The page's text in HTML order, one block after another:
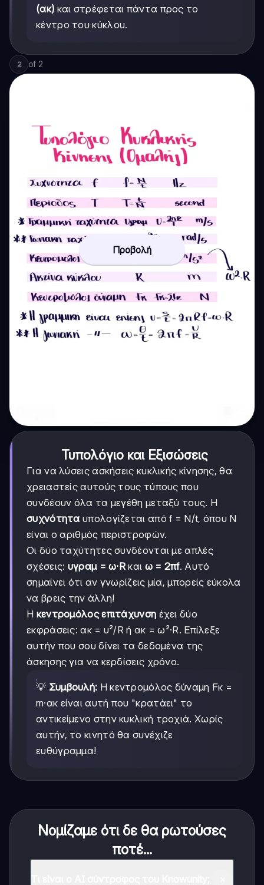
(ακ) και στρέφεται πάντα προς το
κέντρο του κύκλου.
2 of 2
Προβολή
Τυπολόγιο και Εξισώσεις
Για να λύσεις ασκήσεις κυκλικής κίνησης, θα
χρειαστείς αυτούς τους τύπους που
συνδέουν όλα τα μεγέθη μεταξύ τους. Η
συχνότητα υπολογίζεται από f = N/t, όπου N
είναι ο αριθμός περιστροφών.
Οι δύο ταχύτητες συνδέονται με απλές
σχέσεις: υγραμ = ω·R και ω = 2πf. Αυτό
σημαίνει ότι αν γνωρίζεις μία, μπορείς εύκολα
να βρεις την άλλη!
Η κεντρομόλος επιτάχυνση έχει δύο
εκφράσεις: ακ = υ²/R ή ακ = ω²·R. Επίλεξε
αυτήν που σου δίνει τα δεδομένα της
άσκησης για να κερδίσεις χρόνο.
💡 Συμβουλή: Η κεντρομόλος δύναμη Fκ =
m·ακ είναι αυτή που "κρατάει" το
αντικείμενο στην κυκλική τροχιά. Χωρίς
αυτήν, το κινητό θα συνέχιζε
ευθύγραμμα!
Νομίζαμε ότι δε θα ρωτούσες
ποτέ...